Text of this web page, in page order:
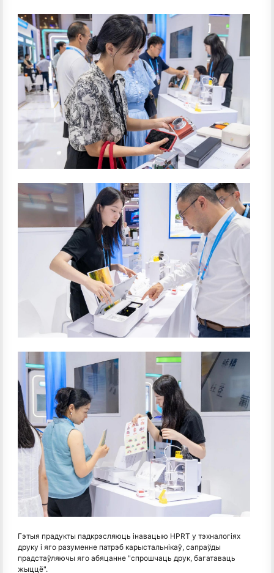
Гэтыя прадукты падкрэсляюць інавацыю HPRT у тэхналогіях
друку і яго разуменне патрэб карыстальнікаў, сапраўды
прадстаўляючы яго абяцанне "спрошчаць друк, багатаваць
жыццё".